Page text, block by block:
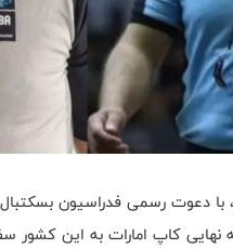
دعوت رسمی فدراسیون بسکتبال
کاپ امارات به این کشور